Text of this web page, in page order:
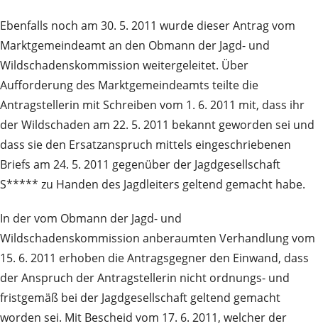
Ebenfalls noch am 30. 5. 2011 wurde dieser Antrag vom
Marktgemeindeamt an den Obmann der Jagd- und
Wildschadenskommission weitergeleitet. Über
Aufforderung des Marktgemeindeamts teilte die
Antragstellerin mit Schreiben vom 1. 6. 2011 mit, dass ihr
der Wildschaden am 22. 5. 2011 bekannt geworden sei und
dass sie den Ersatzanspruch mittels eingeschriebenen
Briefs am 24. 5. 2011 gegenüber der Jagdgesellschaft
S***** zu Handen des Jagdleiters geltend gemacht habe.
In der vom Obmann der Jagd- und
Wildschadenskommission anberaumten Verhandlung vom
15. 6. 2011 erhoben die Antragsgegner den Einwand, dass
der Anspruch der Antragstellerin nicht ordnungs- und
fristgemäß bei der Jagdgesellschaft geltend gemacht
worden sei. Mit Bescheid vom 17. 6. 2011, welcher der